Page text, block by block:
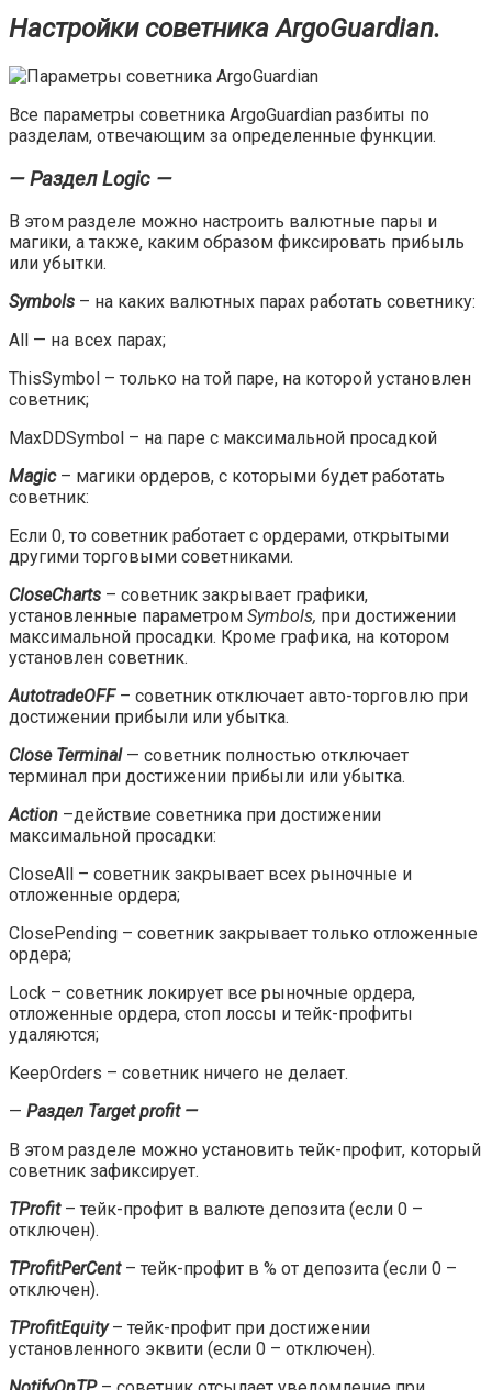
Настройки советника ArgoGuardian.
Все параметры советника ArgoGuardian разбиты по
разделам, отвечающим за определенные функции.
— Раздел Logic —
В этом разделе можно настроить валютные пары и
магики, а также, каким образом фиксировать прибыль
или убытки.
Symbols – на каких валютных парах работать советнику:
All — на всех парах;
ThisSymbol – только на той паре, на которой установлен
советник;
MaxDDSymbol – на паре с максимальной просадкой
Magic– магики ордеров, с которыми будет работать
советник:
Если 0, то советник работает с ордерами, открытыми
другими торговыми советниками.
CloseCharts – советник закрывает графики,
установленные параметром Symbols, при достижении
максимальной просадки. Кроме графика, на котором
установлен советник.
AutotradeOFF– советник отключает авто-торговлю при
достижении прибыли или убытка.
Close Terminal— советник полностью отключает
терминал при достижении прибыли или убытка.
Action –действие советника при достижении
максимальной просадки:
CloseAll – советник закрывает всех рыночные и
отложенные ордера;
ClosePending – советник закрывает только отложенные
ордера;
Lock – советник локирует все рыночные ордера,
отложенные ордера, стоп лоссы и тейк-профиты
удаляются;
KeepOrders – советник ничего не делает.
— Раздел Target profit —
В этом разделе можно установить тейк-профит, который
советник зафиксирует.
TProfit– тейк-профит в валюте депозита (если 0 –
отключен).
TProfitPerCent– тейк-профит в % от депозита (если 0 –
отключен).
TProfitEquity – тейк-профит при достижении
установленного эквити (если 0 – отключен).